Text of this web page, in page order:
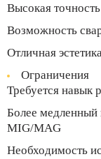
Высокая
Возможность
Отличная
Ограничения
Требуется навык
Более медленный
MIG/MAG
Необходимость